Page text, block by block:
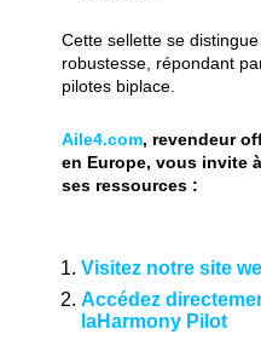
Cette sellette se
robustesse, répondant
pilotes biplace.
Aile4.com, revendeur
en Europe, vous invite
ses ressources :
Visitez notre site
Accédez
laHarmony Pilot